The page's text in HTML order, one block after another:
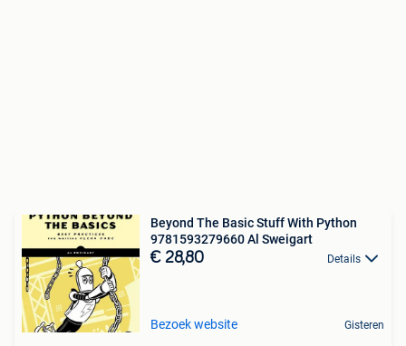
Beyond The Basic Stuff With Python
9781593279660 Al Sweigart
€ 28,80 Details
Bezoek website Gisteren